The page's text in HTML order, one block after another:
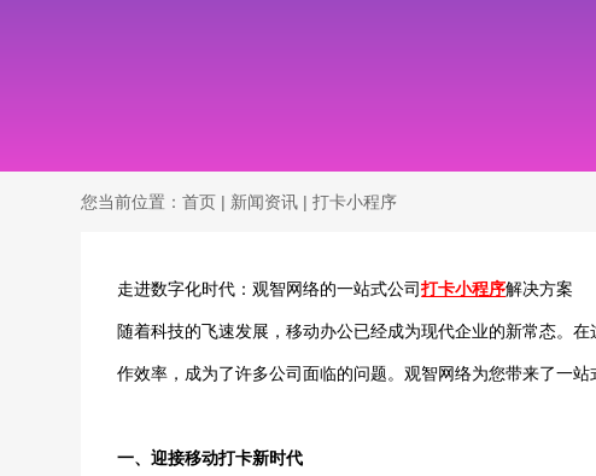
您当前位置：首页 | 新闻资讯 | 打卡小程序
走进数字化时代：观智网络的一站式公司打卡小程序解决方案
随着科技的飞速发展，移动办公已经成为现代企业的新常态。
作效率，成为了许多公司面临的问题。观智网络为您带来了一站
一、迎接移动打卡新时代